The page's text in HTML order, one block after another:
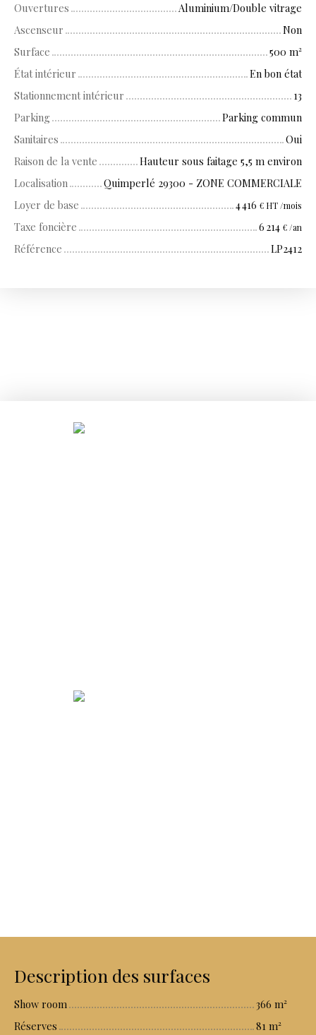
Ouvertures
Aluminium/Double vitrage
Ascenseur
Non
Surface
500 m²
État intérieur
En bon état
Stationnement intérieur
13
Parking
Parking commun
Sanitaires
Oui
Raison de la vente
Hauteur sous faitage 5,5 m environ
Localisation
Quimperlé 29300 - ZONE COMMERCIALE
Loyer de base
4 416 € HT /mois
Taxe foncière 6 214 € /an
Référence LP2412
Description des surfaces
Show room
366 m²
Réserves
81 m²